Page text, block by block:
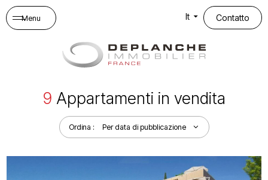
Menu It Contatto
9 Appartamenti in vendita
Ordina : Per data di pubblicazione